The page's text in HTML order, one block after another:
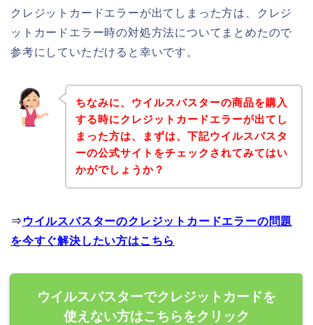
クレジットカードエラーが出てしまった方は、クレジ
ットカードエラー時の対処方法についてまとめたので
参考にしていただけると幸いです。
ちなみに、ウイルスバスターの商品を購入
する時にクレジットカードエラーが出てし
まった方は、まずは、下記ウイルスバスタ
ーの公式サイトをチェックされてみてはい
かがでしょうか？
⇒ ウイルスバスターのクレジットカードエラーの問題
を今すぐ解決したい方はこちら
ウイルスバスターでクレジットカードを
使えない方はこちらをクリック